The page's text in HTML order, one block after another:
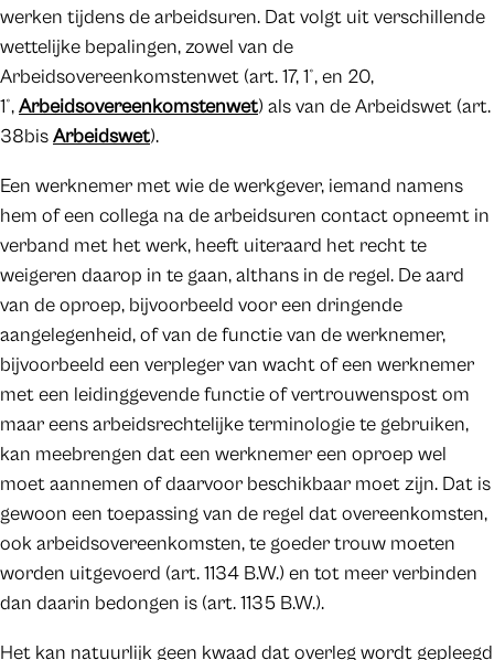
werken tijdens de arbeidsuren. Dat volgt uit verschillende
wettelijke bepalingen, zowel van de
Arbeidsovereenkomstenwet (art. 17, 1°, en 20,
1°,Arbeidsovereenkomstenwet) als van de Arbeidswet (art.
38bisArbeidswet).
Een werknemer met wie de werkgever, iemand namens
hem of een collega na de arbeidsuren contact opneemt in
verband met het werk, heeft uiteraard het recht te
weigeren daarop in te gaan, althans in de regel. De aard
van de oproep, bijvoorbeeld voor een dringende
aangelegenheid, of van de functie van de werknemer,
bijvoorbeeld een verpleger van wacht of een werknemer
met een leidinggevende functie of vertrouwenspost om
maar eens arbeidsrechtelijke terminologie te gebruiken,
kan meebrengen dat een werknemer een oproep wel
moet aannemen of daarvoor beschikbaar moet zijn. Dat is
gewoon een toepassing van de regel dat overeenkomsten,
ook arbeidsovereenkomsten, te goeder trouw moeten
worden uitgevoerd (art. 1134 B.W.) en tot meer verbinden
dan daarin bedongen is (art. 1135 B.W.).
Het kan natuurlijk geen kwaad dat overleg wordt gepleegd